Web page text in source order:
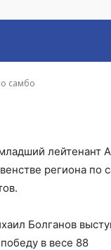
самбо
лейтенант
региона по
Болганов
в весе 88